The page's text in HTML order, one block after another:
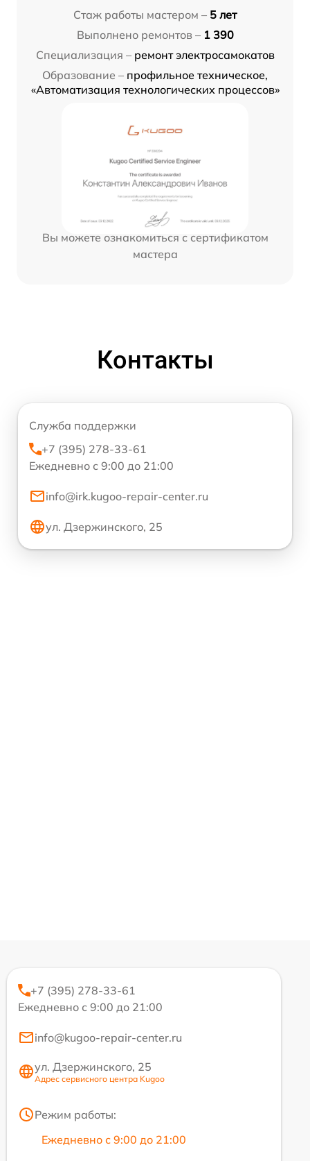
Стаж работы мастером – 5 лет
Выполнено ремонтов – 1 390
Специализация – ремонт электросамокатов
Образование – профильное техническое,
«Автоматизация технологических процессов»
Вы можете ознакомиться с сертификатом
мастера
Контакты
Служба поддержки
+7 (395) 278-33-61
Ежедневно с 9:00 до 21:00
info@irk.kugoo-repair-center.ru
ул. Дзержинского, 25
+7 (395) 278-33-61
Ежедневно с 9:00 до 21:00
info@kugoo-repair-center.ru
ул. Дзержинского, 25
Адрес сервисного центра Kugoo
Режим работы:
Ежедневно с 9:00 до 21:00